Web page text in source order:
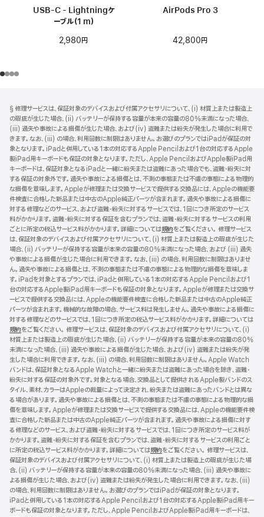
USB-C - Lightningケ
ーブル（1 m）
2,980円
AirPods Pro 3
42,800円
ッ
タ
ー
注
§ 修理サービスは、保証対象のデバイスおよび付属アクセサリについて、(i) 材質上または製造上
の瑕疵が生じた場合、(ii) バッテリーが保持する容量が本来の容量の80%未満になった場合、
(iii) 過失や事故による損傷が生じた場合、および(iv) 盗難または紛失が発生した場合に利用で
きます。なお、(iii) の場合、利用回数に制限はありません。お選びのプランではiPadが保証の対
象となります。iPadと併用している1本の対応するApple Pencilおよび1台の対応するApple
製iPad用キーボードも保証の対象となります。ただし、Apple PencilおよびApple製iPad用
キーボードは、保証対象となるiPadと一緒に紛失または盗難にあった場合でも、盗難・紛失に対
する保証の対象外です。過失や事故による損傷とは、不測の事態または不慮の事態による物理的
な損傷を意味します。Appleが修理または交換サービスで提供する交換品には、Appleの機能要
件検査に合格した新品または中古のApple純正パーツが含まれます。過失や事故による損傷に
対する修理などのサービス、および盗難・紛失に対するサービスでは、1回につき所定のサービス
料がかかります。盗難・紛失に対する保証を含むプランでは、盗難・紛失に対するサービスの利用
ごとに所定の税込サービス料がかかります。詳細については規約（新
規
ウ
イ
ン
ド
ウ
で
開
き
ま
す）
をご覧ください。 修理サービス
は、保証対象のデバイスおよび付属アクセサリについて、(i) 材質上または製造上の瑕疵が生じた
場合、(ii) バッテリーが保持する容量が本来の容量の80%未満になった場合、および (iii) 過失
や事故による損傷が生じた場合に利用できます。なお、(iii) の場合、利用回数に制限はありませ
ん。過失や事故による損傷とは、不測の事態または不慮の事態による物理的な損傷を意味しま
す。iPadを対象とするプランでは、iPadと併用している1本の対応するApple Pencilおよび1
台の対応するApple製iPad用キーボードも保証の対象となります。Appleが修理または交換サ
ービスで提供する交換品には、Appleの機能要件検査に合格した新品または中古のApple純正
パーツが含まれます。機械的な故障の場合、サービス料は発生しません。過失や事故による損傷に
対する修理などのサービスでは、1回につき所定の税込サービス料がかかります。詳細については
規約（新
規
ウ
イ
ン
ド
ウ
で
開
き
ま
す）
をご覧ください。 修理サービスは、保証対象のデバイスおよび付属アクセサリについて、(i)
材質上または製造上の瑕疵が生じた場合、(ii) バッテリーが保持する容量が本来の容量の80%
未満になった場合、(iii) 過失や事故による損傷が生じた場合、および(iv) 盗難または紛失が発
生した場合に利用できます。なお、(iii) の場合、利用回数に制限はありません。Apple Watch
バンドは、保証対象となるApple Watchと一緒に紛失または盗難にあった場合を除き、盗難・
紛失に対する保証の対象外です。対象となる場合、交換品として提供されるApple製バンドのス
タイル、素材、カラーはAppleの裁量によって決定され、紛失または盗難にあったバンドとは異な
る場合があります。過失や事故による損傷とは、不測の事態または不慮の事態による物理的な損
傷を意味します。Appleが修理または交換サービスで提供する交換品には、Appleの機能要件検
査に合格した新品または中古のApple純正パーツが含まれます。過失や事故による損傷に対す
る修理などのサービス、および盗難・紛失に対するサービスでは、1回につき所定のサービス料が
かかります。盗難・紛失に対する保証を含むプランでは、盗難・紛失に対するサービスの利用ごと
に所定の税込サービス料がかかります。詳細については規約（新
規
ウ
イ
ン
ド
ウ
をご覧ください。 修理サービスは、
保証対象のデバイスおよび付属アクセサリについて、(i) 材質上または製造上の瑕疵が生じた場
合、(ii) バッテリーが保持する容量が本来の容量の80%未満になった場合、(iii) 過失や事故に
よる損傷が生じた場合、および(iv) 盗難または紛失が発生した場合に利用できます。なお、(iii)
の場合、利用回数に制限はありません。お選びのプランではiPadが保証の対象となります。
iPadと併用している1本の対応するApple Pencilおよび1台の対応するApple製iPad用キー
ボードも保証の対象となります。ただし、Apple PencilおよびApple製iPad用キーボードは、